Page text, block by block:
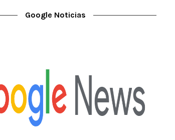
Google Noticias